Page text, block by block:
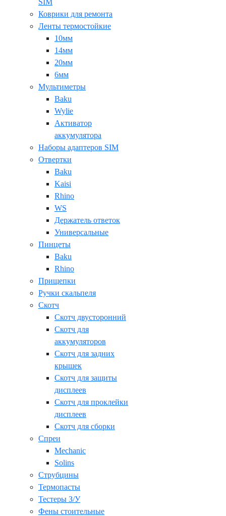
SIM
Коврики для ремонта
Ленты термостойкие
10мм
14мм
20мм
6мм
Мультиметры
Baku
Wylie
Активатор
аккумулятора
Наборы адаптеров SIM
Отвертки
Baku
Kaisi
Rhino
WS
Держатель ответок
Универсальные
Пинцеты
Baku
Rhino
Прищепки
Ручки скальпеля
Скотч
Скотч двусторонний
Скотч для
аккумуляторов
Скотч для задних
крышек
Скотч для защиты
дисплеев
Скотч для проклейки
дисплеев
Скотч для сборки
Спреи
Mechanic
Solins
Струбцины
Термопасты
Тестеры З/У
Фены стоительные